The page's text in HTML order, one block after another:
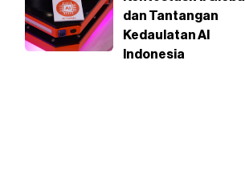
dan Tantangan
Kedaulatan AI
Indonesia